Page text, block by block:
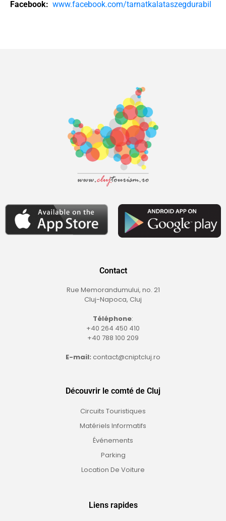
Facebook: www.facebook.com/tarnatkalataszegdurabil
Contact
Rue Memorandumului, no. 21
Cluj-Napoca, Cluj
Téléphone:
+40 264 450 410
+40 788 100 209
E-mail: contact@cniptcluj.ro
Découvrir le comté de Cluj
Circuits Touristiques
Matériels Informatifs
Événements
Parking
Location De Voiture
Liens rapides